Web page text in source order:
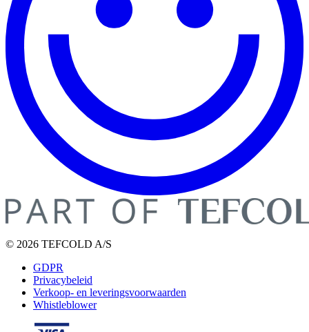
© 2026 TEFCOLD A/S
GDPR
Privacybeleid
Verkoop- en leveringsvoorwaarden
Whistleblower